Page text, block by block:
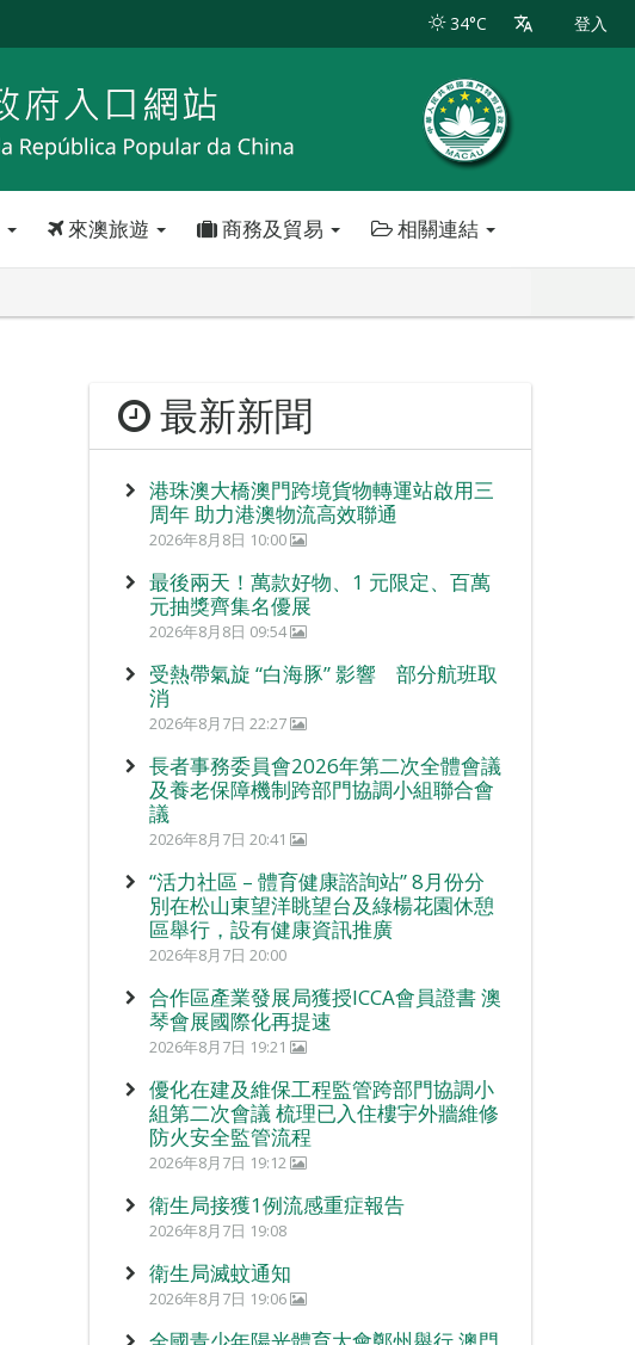
34°C 登入
來澳旅遊 商務及貿易 相關連結
最新新聞
港珠澳大橋澳門跨境貨物轉運站啟用三
周年 助力港澳物流高效聯通
2026年8月8日 10:00
最後兩天！萬款好物、1 元限定、百萬
元抽獎齊集名優展
2026年8月8日 09:54
受熱帶氣旋 “白海豚” 影響 部分航班取
消
2026年8月7日 22:27
長者事務委員會2026年第二次全體會議
及養老保障機制跨部門協調小組聯合會
議
2026年8月7日 20:41
“活力社區 – 體育健康諮詢站” 8月份分
別在松山東望洋眺望台及綠楊花園休憩
區舉行，設有健康資訊推廣
2026年8月7日 20:00
合作區產業發展局獲授ICCA會員證書 澳
琴會展國際化再提速
2026年8月7日 19:21
優化在建及維保工程監管跨部門協調小
組第二次會議 梳理已入住樓宇外牆維修
防火安全監管流程
2026年8月7日 19:12
衛生局接獲1例流感重症報告
2026年8月7日 19:08
衛生局滅蚊通知
2026年8月7日 19:06